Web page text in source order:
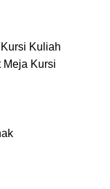
Kursi Kuliah
Meja Kursi